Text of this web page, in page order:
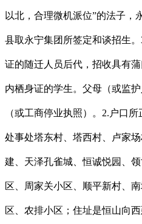
以北，合理微机派位”的法子，
县取永宁集团所签定和谈招生
证的随迁人员后代，招收具有
内栖身证的学生。父母（或监
（或工商停业执照）。2.户口
处事处塔东村、塔西村、卢家
建、天泽孔雀城、恒诚悦园、
区、周家关小区、顺平新村、
区、农排小区；住址是恒山向